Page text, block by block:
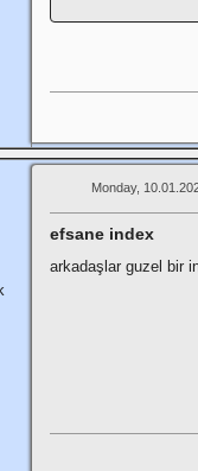
Monday,
efsane index
arkadaşlar guzel bir